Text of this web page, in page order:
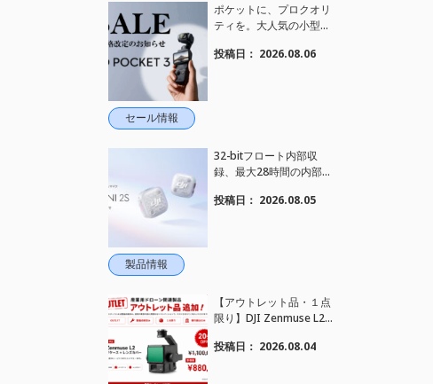
セール情報
ポケットに、プロクオリ
ティを。大人気の小型カ
定価がさらにお値下げさ
投稿日： 2026.08.06
製品情報
32-bitフロート内部収
録、最大28時間の内部録
応、2段階AIノイズキャ
投稿日： 2026.08.05
【アウトレット品・１点
限り】DJI Zenmuse L2
た。｜HELICAM STORE
投稿日： 2026.08.04